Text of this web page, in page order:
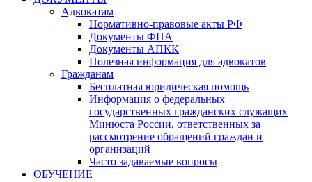
Адвокатам
Нормативно-правовые акты РФ
Документы ФПА
Документы АПКК
Полезная информация для адвокатов
Гражданам
Бесплатная юридическая помощь
Информация о федеральных
государственных гражданских служащих
Минюста России, ответственных за
рассмотрение обращений граждан и
организаций
Часто задаваемые вопросы
ОБУЧЕНИЕ